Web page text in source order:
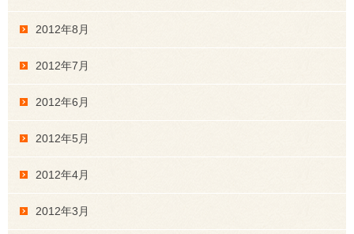
2012年8月
2012年7月
2012年6月
2012年5月
2012年4月
2012年3月